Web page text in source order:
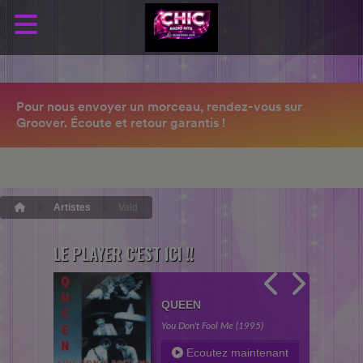
Artistes Vald
LE PLAYER C'EST ICI !!
QUEEN
You Don't Fool Me (1995)
Ecoutez maintenant